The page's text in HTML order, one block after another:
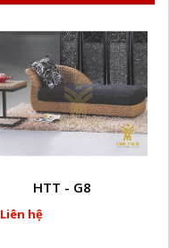
HTT - G8
Liên hệ